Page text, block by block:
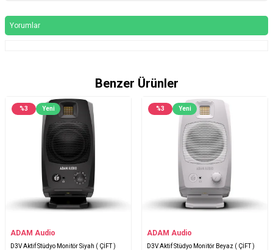
Yorumlar
Benzer Ürünler
%3 Yeni
ADAM Audio
D3V Aktif Stüdyo Monitör Siyah ( ÇİFT )
%3 Yeni
ADAM Audio
D3V Aktif Stüdyo Monitör Beyaz ( ÇİFT )